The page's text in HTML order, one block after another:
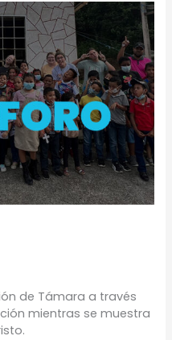
de Támara a través
mientras se muestra